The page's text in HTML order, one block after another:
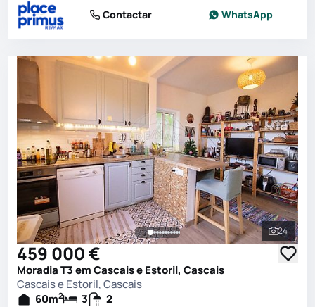
Contactar WhatsApp
Ver
24
459 000 €
Moradia T3 em Cascais e Estoril, Cascais
Cascais e Estoril, Cascais
60m2 3 2